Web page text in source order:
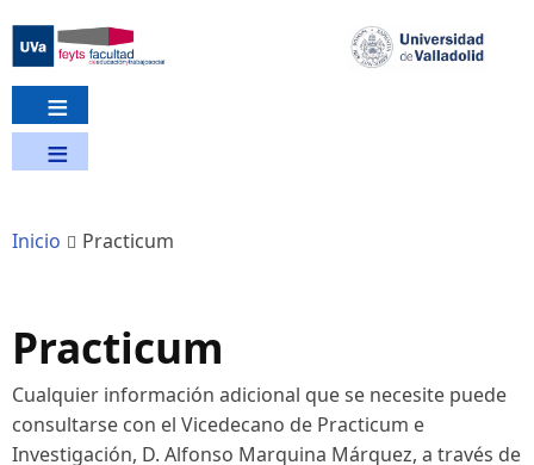
contenido
principal
Inicio Practicum
Practicum
Cualquier información adicional que se necesite puede
consultarse con el Vicedecano de Practicum e
Investigación, D. Alfonso Marquina Márquez, a través de